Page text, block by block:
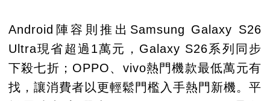
Android陣容則推出Samsung Galaxy S26
Ultra現省超過1萬元，Galaxy S26系列同步
下殺七折；OPPO、vivo熱門機款最低萬元有
找，讓消費者以更輕鬆門檻入手熱門新機。平